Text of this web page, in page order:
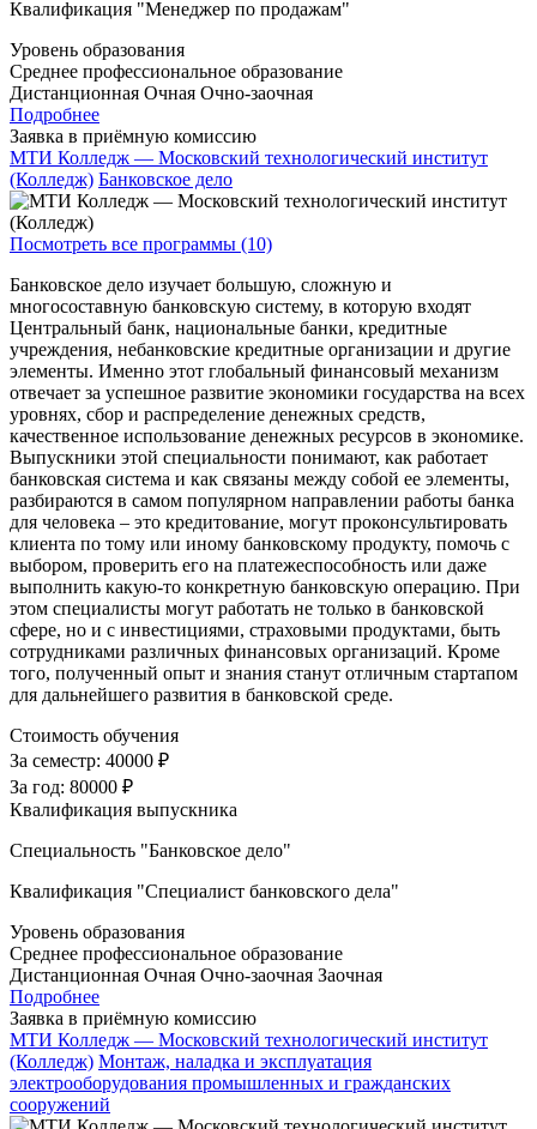
Квалификация "Менеджер по продажам"
Уровень образования
Среднее профессиональное образование
Дистанционная Очная Очно-заочная
Подробнее
Заявка в приёмную комиссию
МТИ Колледж — Московский технологический институт
(Колледж) Банковское дело
Посмотреть все программы (10)
Банковское дело изучает большую, сложную и
многосоставную банковскую систему, в которую входят
Центральный банк, национальные банки, кредитные
учреждения, небанковские кредитные организации и другие
элементы. Именно этот глобальный финансовый механизм
отвечает за успешное развитие экономики государства на всех
уровнях, сбор и распределение денежных средств,
качественное использование денежных ресурсов в экономике.
Выпускники этой специальности понимают, как работает
банковская система и как связаны между собой ее элементы,
разбираются в самом популярном направлении работы банка
для человека – это кредитование, могут проконсультировать
клиента по тому или иному банковскому продукту, помочь с
выбором, проверить его на платежеспособность или даже
выполнить какую-то конкретную банковскую операцию. При
этом специалисты могут работать не только в банковской
сфере, но и с инвестициями, страховыми продуктами, быть
сотрудниками различных финансовых организаций. Кроме
того, полученный опыт и знания станут отличным стартапом
для дальнейшего развития в банковской среде.
Стоимость обучения
За семестр: 40000 ₽
За год: 80000 ₽
Квалификация выпускника
Специальность "Банковское дело"
Квалификация "Специалист банковского дела"
Уровень образования
Среднее профессиональное образование
Дистанционная Очная Очно-заочная Заочная
Подробнее
Заявка в приёмную комиссию
МТИ Колледж — Московский технологический институт
(Колледж) Монтаж, наладка и эксплуатация
электрооборудования промышленных и гражданских
сооружений